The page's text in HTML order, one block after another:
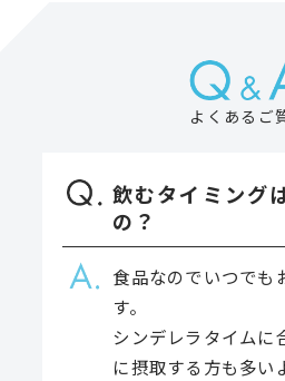
よくあるご
飲むタイミング
の？
食品なのでいつでも
す。
シンデレラタイムに
に摂取する方も多い